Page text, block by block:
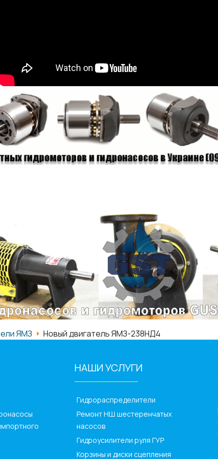
ЯМЗ Новый двигатель ЯМЗ-238НД4
НАШИ УСЛУГИ
Гидрораспределители
Ремонт НШ шестеренчатых
насосов
Гидроусилители руля ГУР
Корзины и диски сцепления